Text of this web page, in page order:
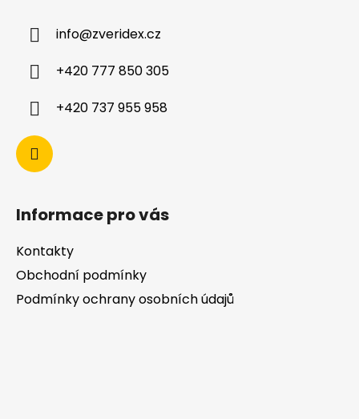
info@zveridex.cz
+420 777 850 305
+420 737 955 958
Informace pro vás
Kontakty
Obchodní podmínky
Podmínky ochrany osobních údajů